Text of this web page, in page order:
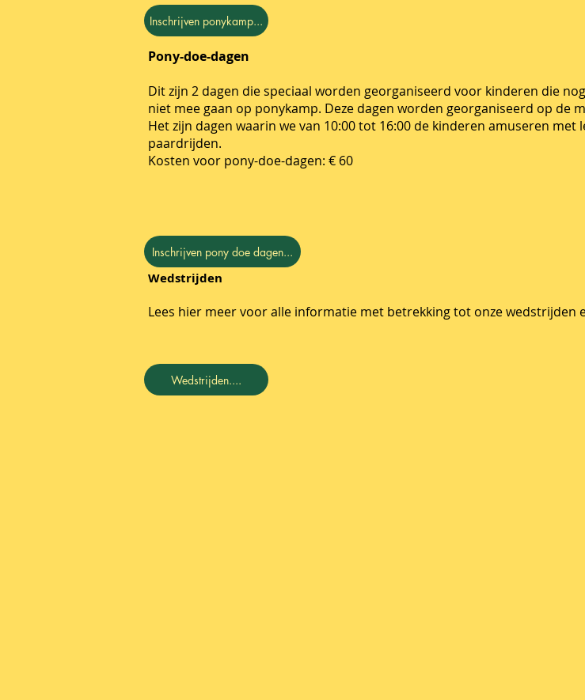
Pony-doe-dagen
Dit zijn 2 dagen die speciaal worden georganiseerd voor kinderen die
niet mee gaan op ponykamp. Deze dagen worden georganiseerd op de
Het zijn dagen waarin we van 10:00 tot 16:00 de kinderen amuseren
paardrijden.
Kosten voor pony-doe-dagen: € 60
Wedstrijden
Lees hier meer voor alle informatie met betrekking tot onze wedstrijden
Inschrijven pony doe dagen...
Inschrijven ponykamp...
Wedstrijden....